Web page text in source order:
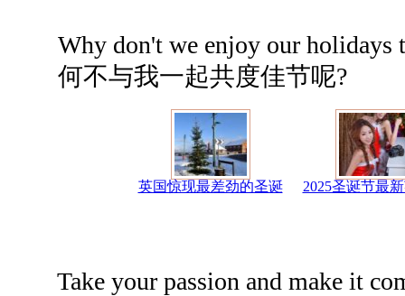
Why don't we enjoy our holidays
何不与我一起共度佳节呢?
英国惊现最差劲的圣诞 2025圣诞节最
Take your passion and make it